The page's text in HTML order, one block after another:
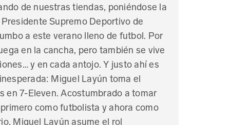
de nuestras tiendas, poniéndose la
Supremo Deportivo de
a este verano lleno de futbol. Por
en la cancha, pero también se vive
y en cada antojo. Y justo ahí es
Miguel Layún toma el
en 7-Eleven. Acostumbrado a tomar
como futbolista y ahora como
Miguel Layún asume el rol